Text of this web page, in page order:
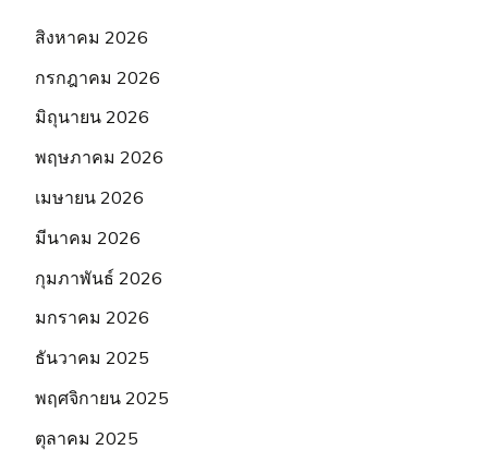
สิงหาคม 2026
กรกฎาคม 2026
มิถุนายน 2026
พฤษภาคม 2026
เมษายน 2026
มีนาคม 2026
กุมภาพันธ์ 2026
มกราคม 2026
ธันวาคม 2025
พฤศจิกายน 2025
ตุลาคม 2025